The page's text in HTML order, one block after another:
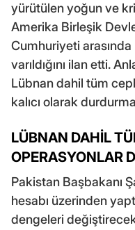
yürütülen yoğun ve
Amerika Birleşik
Cumhuriyeti arasında
varıldığını ilan etti.
Lübnan dahil tüm
kalıcı olarak
LÜBNAN DAHİL
OPERASYONLAR
Pakistan Başbakanı
hesabı üzerinden
dengeleri değiştirecek